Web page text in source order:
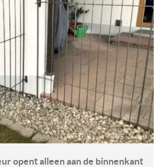
opent alleen aan de binnenkant